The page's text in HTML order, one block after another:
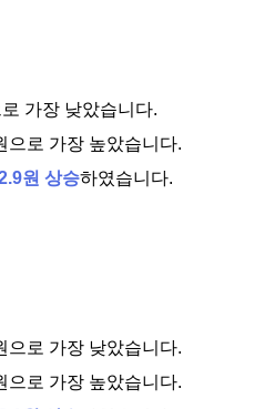
가장 낮았습니다.
으로 가장 높았습니다.
원 상승하였습니다.
으로 가장 낮았습니다.
으로 가장 높았습니다.